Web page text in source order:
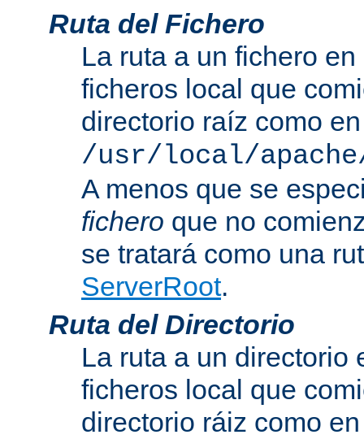
Ruta del Fichero
La ruta a un fichero
ficheros local que
directorio raíz como en
/usr/local/
A menos que se
fichero que no
se tratará como una
ServerRoot.
Ruta del Directorio
La ruta a un directorio
ficheros local que
directorio ráiz como en